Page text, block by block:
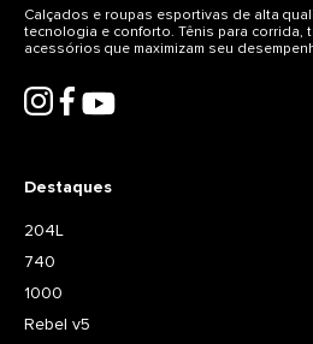
Destaques
204L
740
1000
Rebel v5
Calçados e roupas esportivas de alta
tecnologia e conforto. Tênis para corrida,
acessórios que maximizam seu